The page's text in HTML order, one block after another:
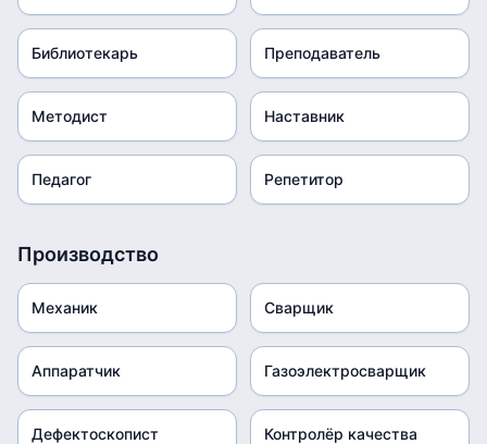
Библиотекарь Преподаватель
Методист Наставник
Педагог Репетитор
Производство
Механик Сварщик
Аппаратчик Газоэлектросварщик
Дефектоскопист Контролёр качества